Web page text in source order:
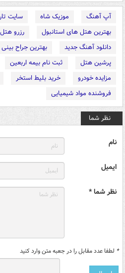
آپ آهنگ موزیک شاه
سایت
بهترین هتل های استانبول
رزرو
دانلود آهنگ جدید
بهترین جراح
پرشین هتل
ثبت نام بیمه اربعین
مزایده خودرو
خرید بلیط استخر
فروشنده مواد شیمیایی
نظر شما
نام
ایمیل
نظر شما *
* لطفا عدد مقابل را در جعبه متن وارد کنید